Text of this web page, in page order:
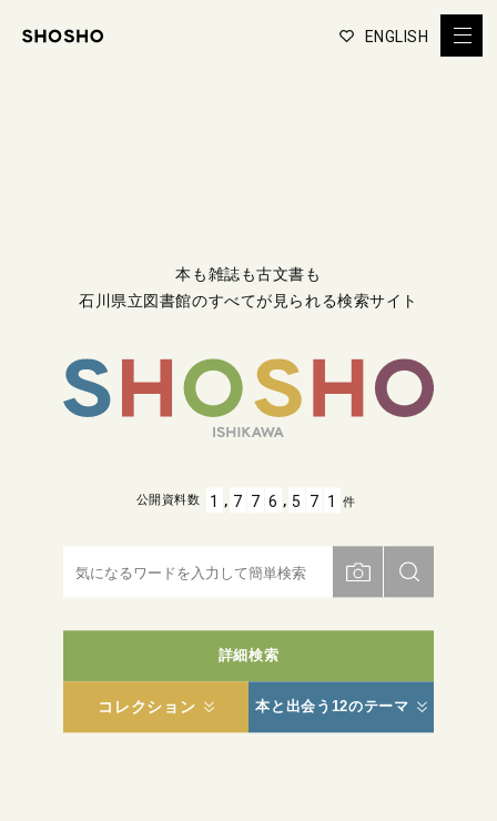
ENGLISH
本も雑誌も古文書も
石川県立図書館のすべてが見られる検索サイト
詳細検索
コレクション 本と出会う12のテーマ
公開資料数 1 , 7 7 6 , 5 7 1 件